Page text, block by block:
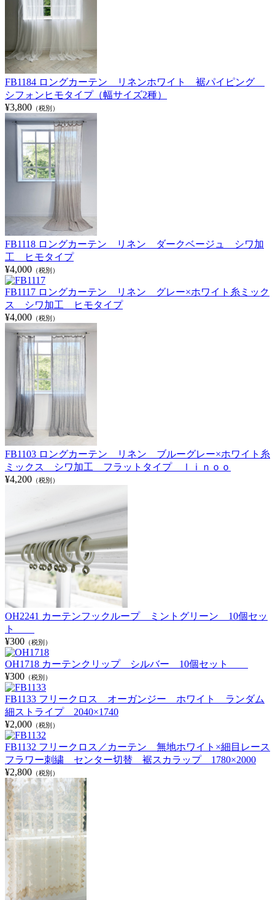
FB1184 ロングカーテン リネンホワイト 裾パイピング
シフォンヒモタイプ（幅サイズ2種）
¥3,800 （税別）
FB1118 ロングカーテン リネン ダークベージュ シワ加
工 ヒモタイプ
¥4,000 （税別）
FB1117 ロングカーテン リネン グレー×ホワイト糸ミック
ス シワ加工 ヒモタイプ
¥4,000 （税別）
FB1103 ロングカーテン リネン ブルーグレー×ホワイト糸
ミックス シワ加工 フラットタイプ ｌｉｎｏｏ
¥4,200 （税別）
OH2241 カーテンフックループ ミントグリーン 10個セッ
ト
¥300 （税別）
OH1718 カーテンクリップ シルバー 10個セット
¥300 （税別）
FB1133 フリークロス オーガンジー ホワイト ランダム
細ストライプ 2040×1740
¥2,000 （税別）
FB1132 フリークロス／カーテン 無地ホワイト×細目レース
フラワー刺繍 センター切替 裾スカラップ 1780×2000
¥2,800 （税別）